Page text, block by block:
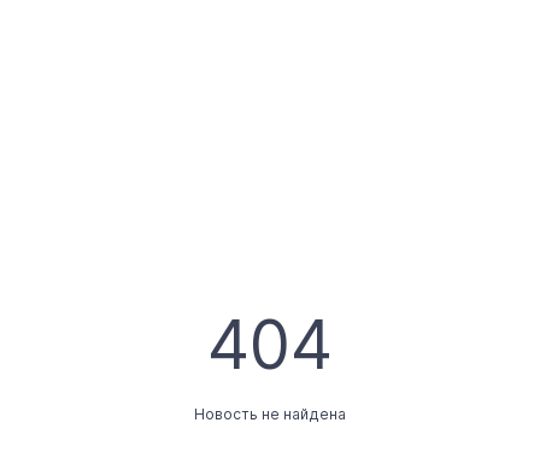
404
Новость не найдена